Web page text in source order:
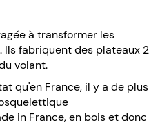
à transformer les
Ils fabriquent des plateaux 2
volant.
qu'en France, il y a de plus
in France, en bois et donc